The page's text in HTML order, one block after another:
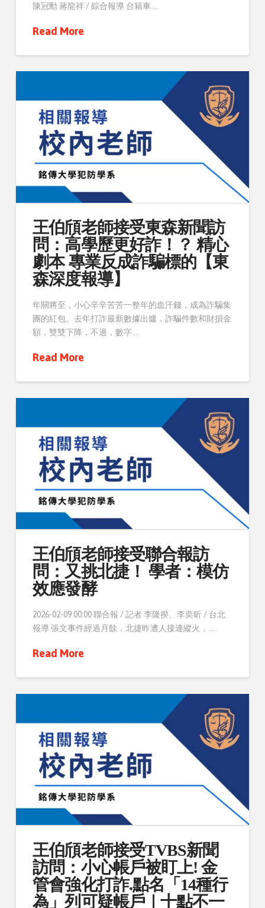
陳冠勳 蔣龍祥 / 綜合報導 台籍車 …
Read More
王伯頎老師接受東森新聞訪
問：高學歷更好詐！？ 精心
劇本 專業反成詐騙標的【東
森深度報導】
年關將至，小心辛辛苦苦一整年的血汗錢，成為詐騙集
團的紅包。去年打詐最新數據出爐，詐騙件數和財損金
額，雙雙下降，不過，數字 …
Read More
王伯頎老師接受聯合報訪
問：又挑北捷！ 學者：模仿
效應發酵
2026-02-09 00:00 聯合報 / 記者 李隆揆、李奕昕 / 台北
報導 張文事件經過月餘，北捷昨遭人接連縱火， …
Read More
王伯頎老師接受TVBS新聞
訪問：小心帳戶被盯上! 金
管會強化打詐.點名「14種行
為」列可疑帳戶｜十點不一